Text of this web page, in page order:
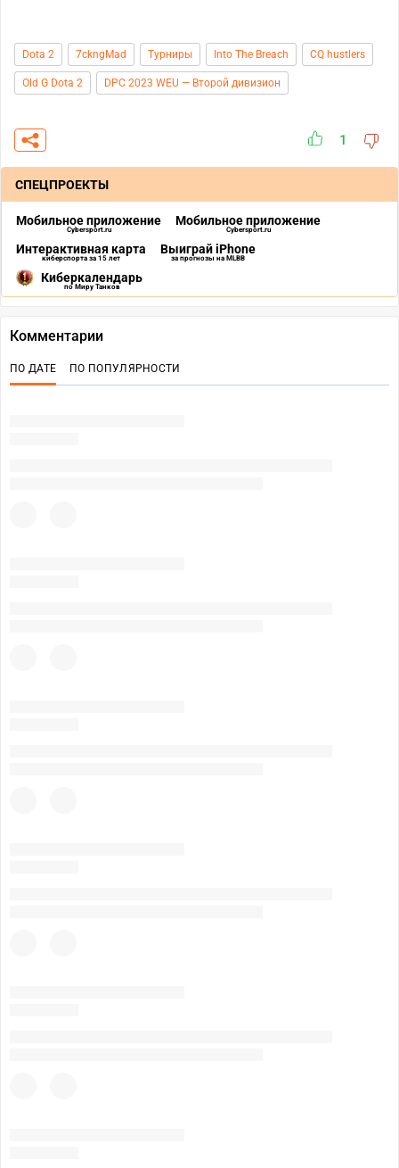
Dota 2 7ckngMad Турниры Into The Breach CQ hustlers
Old G Dota 2 DPC 2023 WEU — Второй дивизион
1
СПЕЦПРОЕКТЫ
Мобильное приложение
Cybersport.ru
Мобильное приложение
Cybersport.ru
Интерактивная карта
киберспорта за 15 лет
Выиграй iPhone
за прогнозы на MLBB
Киберкалендарь
по Миру Танков
Комментарии
ПО ДАТЕ ПО ПОПУЛЯРНОСТИ